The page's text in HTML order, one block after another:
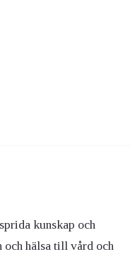
kunskap och
hälsa till vård och